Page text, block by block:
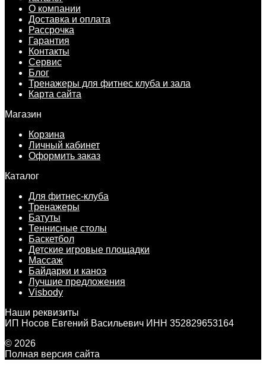
О компании
Доставка и оплата
Рассрочка
Гарантия
Контакты
Сервис
Блог
Тренажеры для фитнес клуба и зала
Карта сайта
Магазин
Корзина
Личный кабинет
Оформить заказ
Каталог
Для фитнес-клуба
Тренажеры
Батуты
Теннисные столы
Баскетбол
Детские игровые площадки
Массаж
Байдарки и каноэ
Лучшие предложения
Visbody
Наши реквизиты
ИП Носов Евгений Васильевич ИНН 352829653164
© 2026
Полная версия сайта